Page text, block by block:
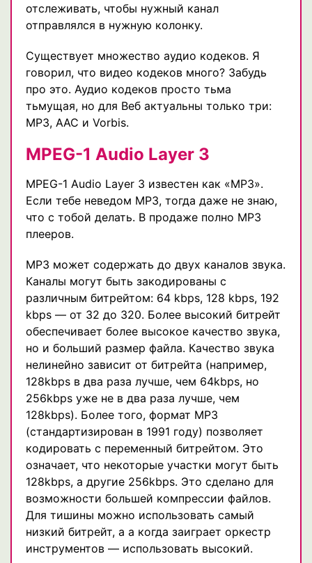
отслеживать, чтобы нужный канал
отправлялся в нужную колонку.
Существует множество аудио кодеков. Я
говорил, что видео кодеков много? Забудь
про это. Аудио кодеков просто тьма
тьмущая, но для Веб актуальны только три:
MP3, AAC и Vorbis.
MPEG-1 Audio Layer 3
MPEG-1 Audio Layer 3 известен как «MP3».
Если тебе неведом MP3, тогда даже не знаю,
что с тобой делать. В продаже полно MP3
плееров.
MP3 может содержать до двух каналов звука.
Каналы могут быть закодированы с
различным битрейтом: 64 kbps, 128 kbps, 192
kbps — от 32 до 320. Более высокий битрейт
обеспечивает более высокое качество звука,
но и больший размер файла. Качество звука
нелинейно зависит от битрейта (например,
128kbps в два раза лучше, чем 64kbps, но
256kbps уже не в два раза лучше, чем
128kbps). Более того, формат MP3
(стандартизирован в 1991 году) позволяет
кодировать с переменный битрейтом. Это
означает, что некоторые участки могут быть
128kbps, а другие 256kbps. Это сделано для
возможности большей компрессии файлов.
Для тишины можно использовать самый
низкий битрейт, а а когда заиграет оркестр
инструментов — использовать высокий.